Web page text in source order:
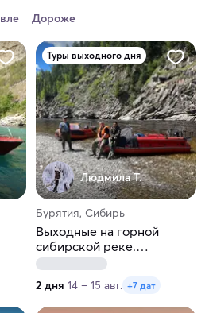
Дороже
Туры выходного дня
Людмила Т.
Бурятия, Сибирь
Выходные на горной
сибирской реке.
Моторафтинг в Бурятии
2 дня 14 – 15 авг. +7 дат